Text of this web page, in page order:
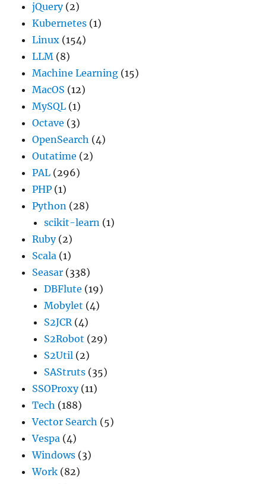
jQuery(2)
Kubernetes (1)
Linux (154)
LLM (8)
Machine Learning (15)
MacOS (12)
MySQL (1)
Octave (3)
OpenSearch (4)
Outatime (2)
PAL (296)
PHP (1)
Python (28)
scikit-learn (1)
Ruby(2)
Scala (1)
Seasar (338)
DBFlute (19)
Mobylet (4)
S2JCR(4)
S2Robot (29)
S2Util (2)
SAStruts (35)
SSOProxy(11)
Tech (188)
Vector Search (5)
Vespa (4)
Windows (3)
Work (82)